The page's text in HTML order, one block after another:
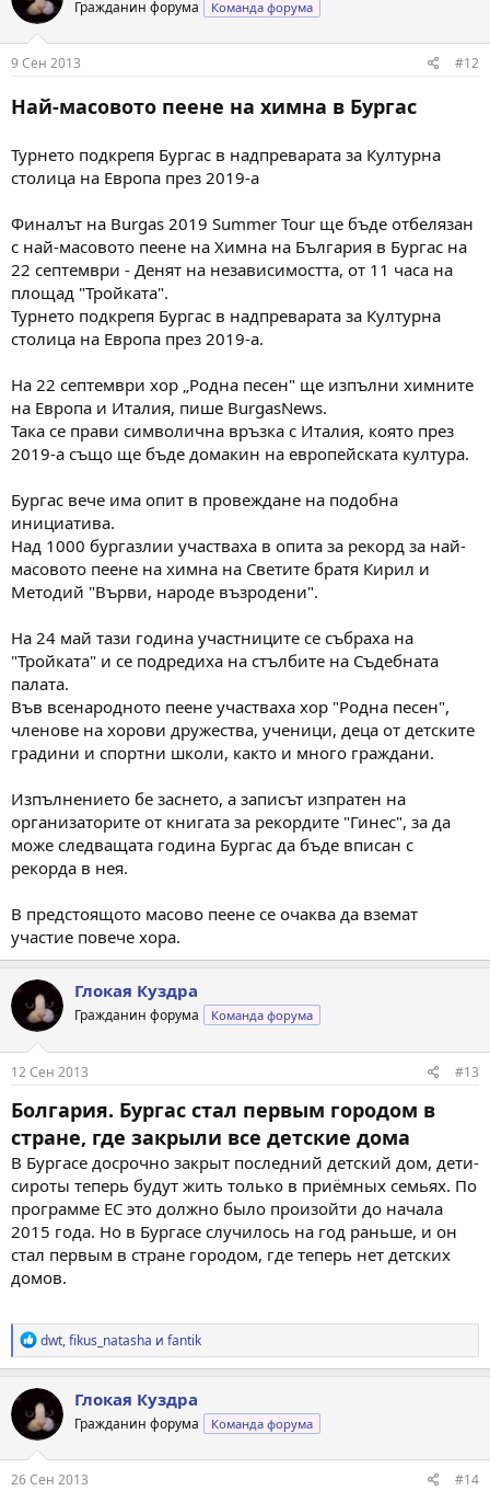
и
и
:
Гражданин форума Команда форума
9 Сен 2013 #12
Най-масовото пеене на химна в Бургас
Турнето подкрепя Бургас в надпреварата за Културна
столица на Европа през 2019-а
Финалът на Burgas 2019 Summer Tour ще бъде отбелязан
с най-масовото пеене на Химна на България в Бургас на
22 септември - Денят на независимостта, от 11 часа на
площад "Тройката".
Турнето подкрепя Бургас в надпреварата за Културна
столица на Европа през 2019-а.
На 22 септември хор „Родна песен" ще изпълни химните
на Европа и Италия, пише BurgasNews.
Така се прави символична връзка с Италия, която през
2019-а също ще бъде домакин на европейската култура.
Бургас вече има опит в провеждане на подобна
инициатива.
Над 1000 бургазлии участваха в опита за рекорд за най-
масовото пеене на химна на Светите братя Кирил и
Методий "Върви, народе възродени".
На 24 май тази година участниците се събраха на
"Тройката" и се подредиха на стълбите на Съдебната
палата.
Във всенародното пеене участваха хор "Родна песен",
членове на хорови дружества, ученици, деца от детските
градини и спортни школи, както и много граждани.
Изпълнението бе заснето, а записът изпратен на
организаторите от книгата за рекордите "Гинес", за да
може следващата година Бургас да бъде вписан с
рекорда в нея.
В предстоящото масово пеене се очаква да вземат
участие повече хора.
Глокая Куздра
Гражданин форума Команда форума
12 Сен 2013 #13
Болгария. Бургас стал первым городом в
стране, где закрыли все детские дома
В Бургасе досрочно закрыт последний детский дом, дети-
сироты теперь будут жить только в приёмных семьях. По
программе ЕС это должно было произойти до начала
2015 года. Но в Бургасе случилось на год раньше, и он
стал первым в стране городом, где теперь нет детских
домов.
Р
е
а
к
ц
и
и
:
dwt,fikus_natasha и fantik
Глокая Куздра
Гражданин форума Команда форума
26 Сен 2013 #14